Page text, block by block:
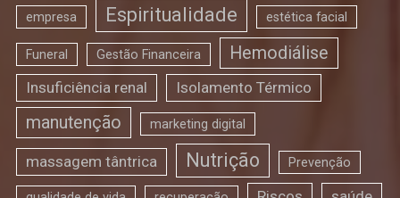
empresa Espiritualidade estética facial
Funeral Gestão Financeira Hemodiálise
Insuficiência renal Isolamento Térmico
manutenção marketing digital
massagem tântrica Nutrição Prevenção